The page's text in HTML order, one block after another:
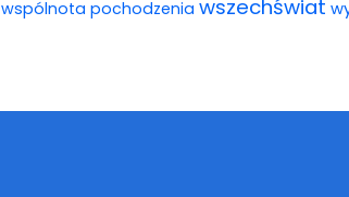
wspólnota pochodzenia wszechświat